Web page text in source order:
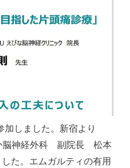
しました。新宿より
脳神経外科 副院長 松本
た。エムガルティの有用